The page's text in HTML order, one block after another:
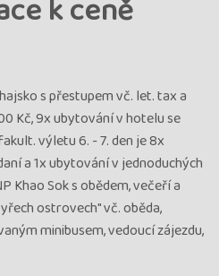
k ceně
s přestupem vč. let. tax a
Kč, 9x ubytování v hotelu se
výletu 6. - 7. den je 8x
a 1x ubytování v jednoduchých
Khao Sok s obědem, večeří a
ostrovech" vč. oběda,
minibusem, vedoucí zájezdu,